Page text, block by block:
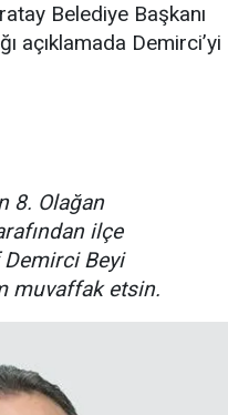
Belediye Başkanı
açıklamada Demirci’yi
8. Olağan
ilçe
Demirci Beyi
muvaffak etsin.